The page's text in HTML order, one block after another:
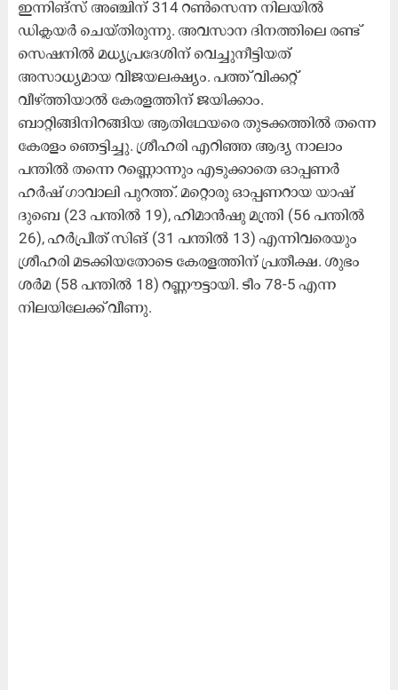
ഇന്നിങ്സ് അഞ്ചിന് 314 റണ്‍സെന്ന നിലയില്‍
ഡിക്ലയര്‍ ചെയ്തിരുന്നു. അവസാന ദിനത്തിലെ രണ്ട്
സെഷനില്‍ മധ്യപ്രദേശിന് വെച്ചുനീട്ടിയത്
അസാധ്യമായ വിജയലക്ഷ്യം. പത്ത് വിക്കറ്റ്
വീഴ്ത്തിയാല്‍ കേരളത്തിന് ജയിക്കാം.
ബാറ്റിങ്ങിനിറങ്ങിയ ആതിഥേയരെ തുടക്കത്തില്‍ തന്നെ
കേരളം ഞെട്ടിച്ചു. ശ്രീഹരി എറിഞ്ഞ ആദ്യ നാലാം
പന്തിൽ തന്നെ റണ്ണൊന്നും എടുക്കാതെ ഓപ്പണർ
ഹര്‍ഷ് ഗാവാലി പുറത്ത്. മറ്റൊരു ഓപ്പണറായ യാഷ്
ദുബെ (23 പന്തിൽ 19), ഹിമാൻഷു മന്ത്രി (56 പന്തിൽ
26), ഹർപ്രീത് സിങ് (31 പന്തിൽ 13) എന്നിവരെയും
ശ്രീഹരി മടക്കിയതോടെ കേരളത്തിന് പ്രതീക്ഷ. ശുഭം
ശർമ (58 പന്തിൽ 18) റണ്ണൗട്ടായി. ടീം 78-5 എന്ന
നിലയിലേക്ക് വീണു.